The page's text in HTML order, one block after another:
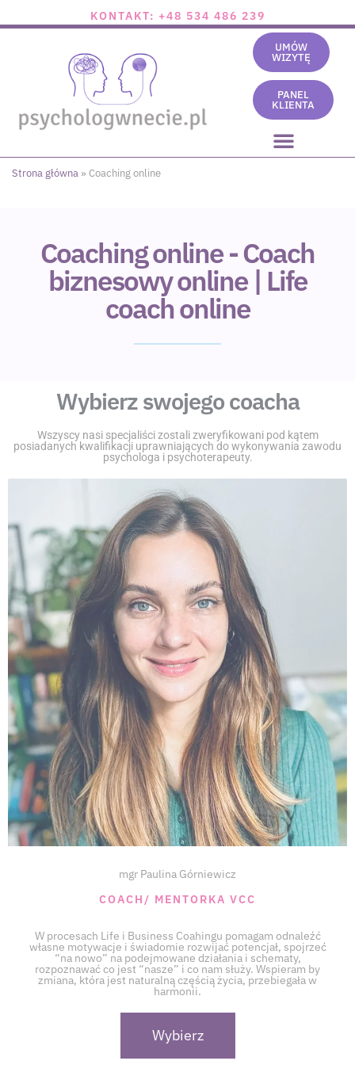
KONTAKT: +48 534 486 239
UMÓW
WIZYTĘ
PANEL
KLIENTA
Strona główna » Coaching online
Coaching online - Coach
biznesowy online | Life
coach online
Wybierz swojego coacha
Wszyscy nasi specjaliści zostali zweryfikowani pod kątem
posiadanych kwalifikacji uprawniających do wykonywania zawodu
psychologa i psychoterapeuty.
mgr Paulina Górniewicz
COACH/ MENTORKA VCC
W procesach Life i Business Coahingu pomagam odnaleźć
własne motywacje i świadomie rozwijać potencjał, spojrzeć
“na nowo” na podejmowane działania i schematy,
rozpoznawać co jest “nasze” i co nam służy. Wspieram by
zmiana, która jest naturalną częścią życia, przebiegała w
harmonii.
Wybierz